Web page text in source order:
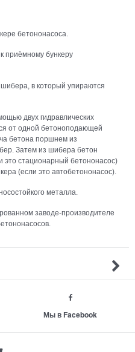
бетононасоса.
приёмному бункеру
в который упираются
двух гидравлических
от одной бетоноподающей
бетона поршнем из
Затем из шибера бетон
это стационарный бетононасос)
(если это автобетононасос).
металла.
заводе-производителе
Мы в Facebook